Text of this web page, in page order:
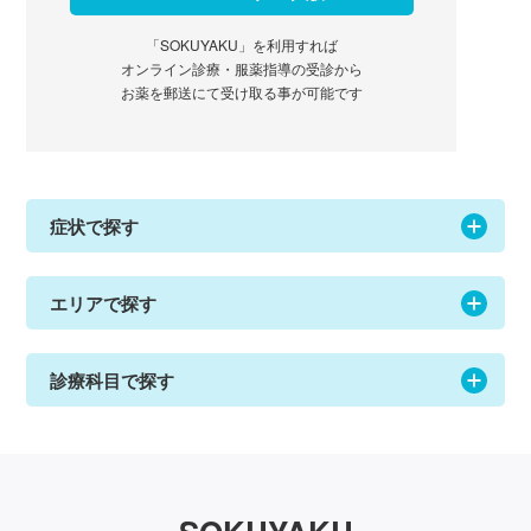
「SOKUYAKU」を利用すれば
オンライン診療・服薬指導の受診から
お薬を郵送にて受け取る事が可能です
症状で探す
エリアで探す
診療科目で探す